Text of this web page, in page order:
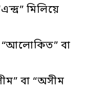
মিলিয়ে
“আলোকিত” বা
বা “অসীম